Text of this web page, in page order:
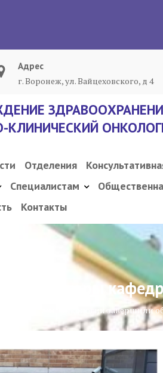
Адрес
г. Воронеж, ул. Вайцеховского, д 4
КЛИНИЧЕСКИЙ
Отделения
Специалистам
Контакты
ординаторы
кафедры онкологии завершили